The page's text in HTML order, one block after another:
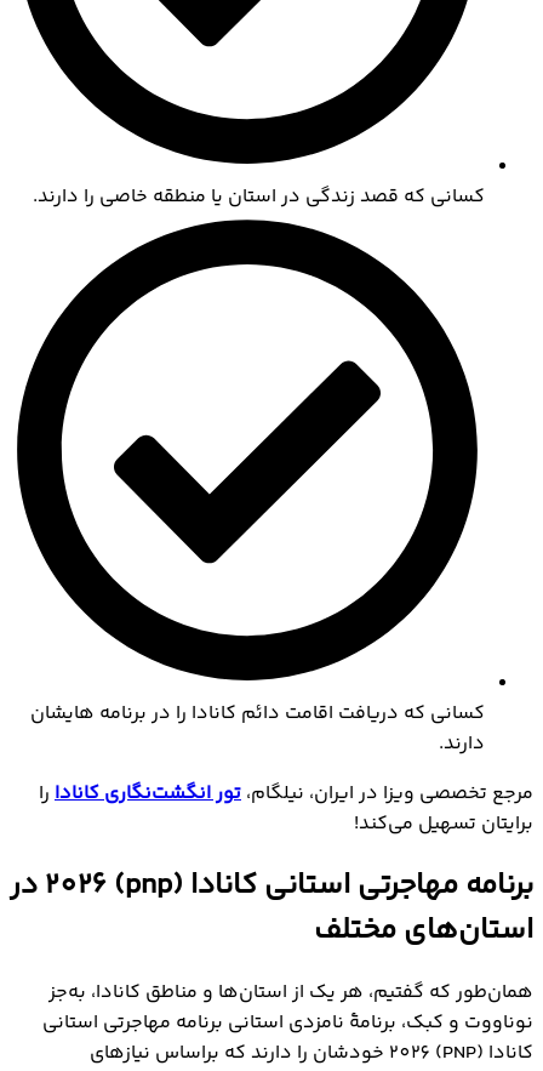
کسانی که قصد زندگی در استان یا منطقه خاصی را دارند.
کسانی که دریافت اقامت دائم کانادا را در برنامه‎ هایشان
دارند.
مرجع تخصصی ویزا در ایران، نیلگام، تور انگشت‌نگاری کانادا را
برایتان تسهیل می‌کند!
برنامه مهاجرتی استانی کانادا (pnp) 2026 در
استان‌های مختلف
همان‌طور که گفتیم، هر یک از استان‌ها و مناطق کانادا، به‌جز
نوناووت و کبک، برنامۀ نامزدی استانی برنامه مهاجرتی استانی
کانادا (PNP) 2026 خودشان را دارند که براساس نیازهای